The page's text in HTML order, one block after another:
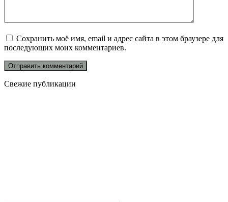
Сохранить моё имя, email и адрес сайта в этом браузере для
последующих моих комментариев.
Свежие публикации